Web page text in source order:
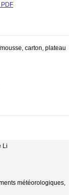
carton, plateau
Li
météorologiques,